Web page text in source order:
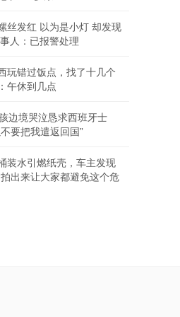
丝发红 以为是小灯 却发现
人：已报警处理
玩错过饭点，找了十几个
午休到几点
边境哭泣恳求西班牙士
要把我遣返回国”
装水引燃纸壳，车主发现
出来让大家都避免这个危